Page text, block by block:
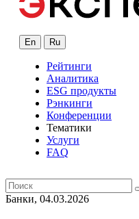
En Ru
Рейтинги
Аналитика
ESG продукты
Рэнкинги
Конференции
Тематики
Услуги
FAQ
Банки, 04.03.2026